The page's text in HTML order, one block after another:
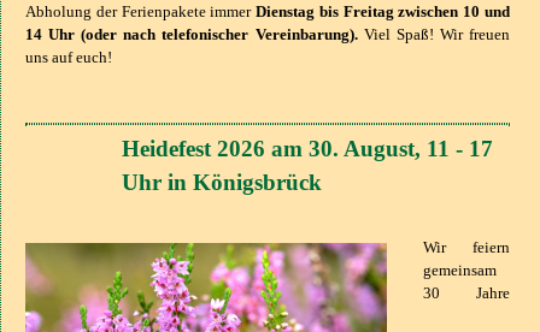
Abholung der Ferienpakete immerDienstag bis Freitag zwischen 10 und
14 Uhr (oder nach telefonischer Vereinbarung). Viel Spaß! Wir freuen
uns auf euch!
Heidefest 2026 am 30. August, 11 - 17
Uhr in Königsbrück
Wir feiern
gemeinsam
30 Jahre